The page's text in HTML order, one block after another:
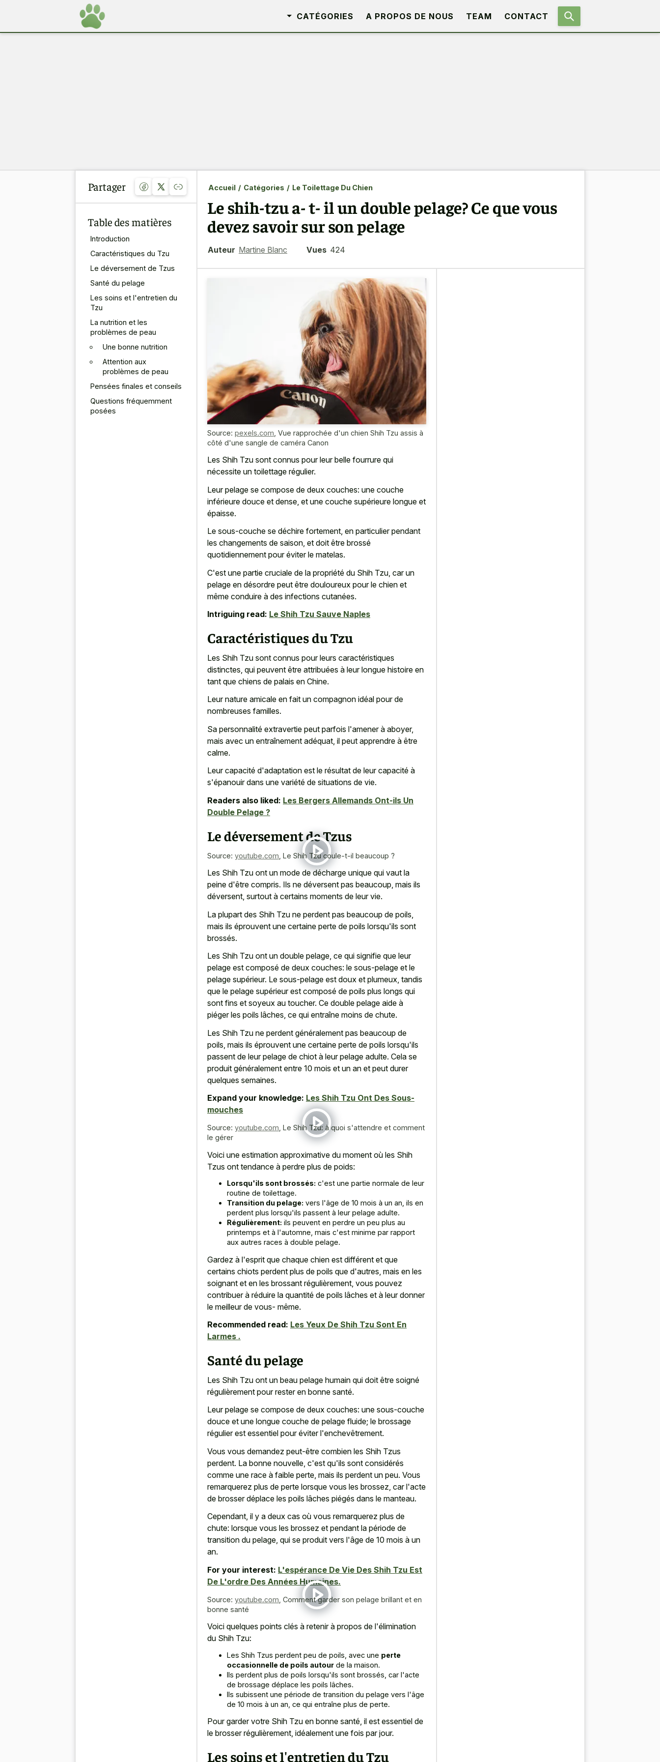
CATÉGORIES A PROPOS DE NOUS TEAM CONTACT
Partager
Table des matières
Introduction
Caractéristiques du Tzu
Le déversement de Tzus
Santé du pelage
Les soins et l'entretien du
Tzu
La nutrition et les
problèmes de peau
Une bonne nutrition
Attention aux
problèmes de peau
Pensées finales et conseils
Questions fréquemment
posées
Accueil / Catégories / Le Toilettage Du Chien
Le shih-tzu a- t- il un double pelage? Ce que vous
devez savoir sur son pelage
Auteur Martine Blanc Vues 424
Source: pexels.com Vue rapprochée d'un chien Shih Tzu assis à
côté d'une sangle de caméra Canon
Les Shih Tzu sont connus pour leur belle fourrure qui
nécessite un toilettage régulier.
Leur pelage se compose de deux couches: une couche
inférieure douce et dense, et une couche supérieure longue et
épaisse.
Le sous-couche se déchire fortement, en particulier pendant
les changements de saison, et doit être brossé
quotidiennement pour éviter le matelas.
C'est une partie cruciale de la propriété du Shih Tzu, car un
pelage en désordre peut être douloureux pour le chien et
même conduire à des infections cutanées.
Intriguing read: Le Shih Tzu Sauve Naples
Caractéristiques du Tzu
Les Shih Tzu sont connus pour leurs caractéristiques
distinctes, qui peuvent être attribuées à leur longue histoire en
tant que chiens de palais en Chine.
Leur nature amicale en fait un compagnon idéal pour de
nombreuses familles.
Sa personnalité extravertie peut parfois l'amener à aboyer,
mais avec un entraînement adéquat, il peut apprendre à être
calme.
Leur capacité d'adaptation est le résultat de leur capacité à
s'épanouir dans une variété de situations de vie.
Readers also liked: Les Bergers Allemands Ont-ils Un
Double Pelage ?
Le déversement de Tzus
Source: youtube.com Le Shih Tzu coule-t-il beaucoup ?
Les Shih Tzu ont un mode de décharge unique qui vaut la
peine d'être compris. Ils ne déversent pas beaucoup, mais ils
déversent, surtout à certains moments de leur vie.
La plupart des Shih Tzu ne perdent pas beaucoup de poils,
mais ils éprouvent une certaine perte de poils lorsqu'ils sont
brossés.
Les Shih Tzu ont un double pelage, ce qui signifie que leur
pelage est composé de deux couches: le sous-pelage et le
pelage supérieur. Le sous-pelage est doux et plumeux, tandis
que le pelage supérieur est composé de poils plus longs qui
sont fins et soyeux au toucher. Ce double pelage aide à
piéger les poils lâches, ce qui entraîne moins de chute.
Les Shih Tzu ne perdent généralement pas beaucoup de
poils, mais ils éprouvent une certaine perte de poils lorsqu'ils
passent de leur pelage de chiot à leur pelage adulte. Cela se
produit généralement entre 10 mois et un an et peut durer
quelques semaines.
Expand your knowledge: Les Shih Tzu Ont Des Sous-
mouches
Source: youtube.com Le Shih Tzu: à quoi s'attendre et comment
le gérer
Voici une estimation approximative du moment où les Shih
Tzus ont tendance à perdre plus de poids:
Lorsqu'ils sont brossés: c'est une partie normale de leur
routine de toilettage.
Transition du pelage: vers l'âge de 10 mois à un an, ils en
perdent plus lorsqu'ils passent à leur pelage adulte.
Régulièrement: ils peuvent en perdre un peu plus au
printemps et à l'automne, mais c'est minime par rapport
aux autres races à double pelage.
Gardez à l'esprit que chaque chien est différent et que
certains chiots perdent plus de poils que d'autres, mais en les
soignant et en les brossant régulièrement, vous pouvez
contribuer à réduire la quantité de poils lâches et à leur donner
le meilleur de vous- même.
Recommended read: Les Yeux De Shih Tzu Sont En
Larmes .
Santé du pelage
Les Shih Tzu ont un beau pelage humain qui doit être soigné
régulièrement pour rester en bonne santé.
Leur pelage se compose de deux couches: une sous-couche
douce et une longue couche de pelage fluide; le brossage
régulier est essentiel pour éviter l'enchevêtrement.
Vous vous demandez peut-être combien les Shih Tzus
perdent. La bonne nouvelle, c'est qu'ils sont considérés
comme une race à faible perte, mais ils perdent un peu. Vous
remarquerez plus de perte lorsque vous les brossez, car l'acte
de brosser déplace les poils lâches piégés dans le manteau.
Cependant, il y a deux cas où vous remarquerez plus de
chute: lorsque vous les brossez et pendant la période de
transition du pelage, qui se produit vers l'âge de 10 mois à un
an.
For your interest: L'espérance De Vie Des Shih Tzu Est
De L'ordre Des Années Humaines.
Source: youtube.com Comment garder son pelage brillant et en
bonne santé
Voici quelques points clés à retenir à propos de l'élimination
du Shih Tzu:
Les Shih Tzus perdent peu de poils, avec une perte
occasionnelle de poils autour de la maison.
Ils perdent plus de poils lorsqu'ils sont brossés, car l'acte
de brossage déplace les poils lâches.
Ils subissent une période de transition du pelage vers l'âge
de 10 mois à un an, ce qui entraîne plus de perte.
Pour garder votre Shih Tzu en bonne santé, il est essentiel de
le brosser régulièrement, idéalement une fois par jour.
Les soins et l'entretien du Tzu